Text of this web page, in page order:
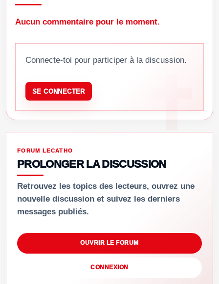
Aucun commentaire pour le moment.
Connecte-toi pour participer à la discussion.
SE CONNECTER
FORUM LECATHO
PROLONGER LA DISCUSSION
Retrouvez les topics des lecteurs, ouvrez une
nouvelle discussion et suivez les derniers
messages publiés.
OUVRIR LE FORUM
CONNEXION